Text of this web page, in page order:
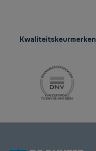
Kwaliteitskeurmerken